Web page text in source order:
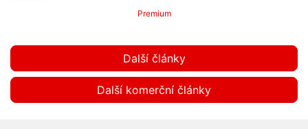
Premium
Další články
Další komerční články